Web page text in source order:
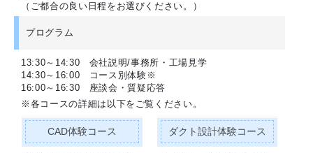
（ご都合の良い日程をお選びください。）
プログラム
13:30～14:30 会社説明/事務所・工場見学
14:30～16:00 コース別体験※
16:00～16:30 座談会・質疑応答
※各コースの詳細は以下をご覧ください。
CAD体験コース ダクト設計体験コース